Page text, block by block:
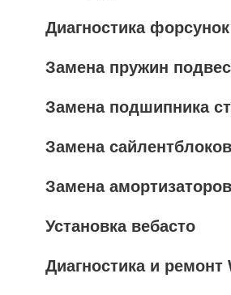
Диагностика
Замена пружин
Замена подшипника
Замена сайлентблоков
Замена амортизаторов
Установка вебасто
Диагностика и ремонт